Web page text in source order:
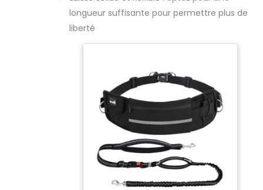
longueur suffisante pour permettre plus de
liberté